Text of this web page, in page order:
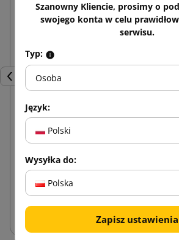
Poprzedni
Dyspenser SF-2781E do
od 147,60 zł
Dodaj do koszyka
Szanowny Kliencie, prosimy o
swojego konta w celu
serwisu.
Typ:
Osoba
Język:
Polski
Wysyłka do:
Polska
Zapisz ustawienia